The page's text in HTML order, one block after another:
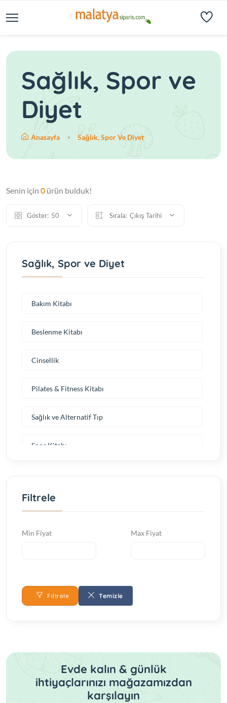
Sağlık, Spor ve
Diyet
Anasayfa Sağlık, Spor Ve Diyet
Senin için 0 ürün bulduk!
Göster: 50 Sırala: Çıkış Tarihi
Sağlık, Spor ve Diyet
Bakım Kitabı
Beslenme Kitabı
Cinsellik
Pilates & Fitness Kitabı
Sağlık ve Alternatif Tıp
Spor Kitabı
Filtrele
Min Fiyat Max Fiyat
Filtrele Temizle
Evde kalın & günlük
ihtiyaçlarınızı mağazamızdan
karşılayın